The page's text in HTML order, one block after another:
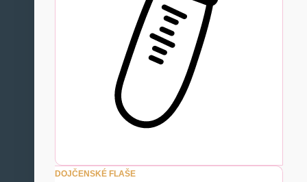
DOJČENSKÉ FLAŠE